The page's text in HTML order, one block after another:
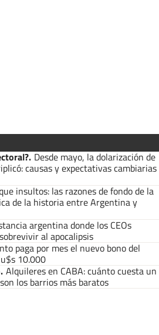
. Desde mayo, la dolarización de
causas y expectativas cambiarias
insultos: las razones de fondo de la
de la historia entre Argentina y
argentina donde los CEOs
al apocalipsis
paga por mes el nuevo bono del
10.000
. Alquileres en CABA: cuánto cuesta un
los barrios más baratos